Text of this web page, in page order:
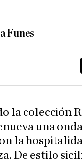
Funes
la colección
una
la
De estilo